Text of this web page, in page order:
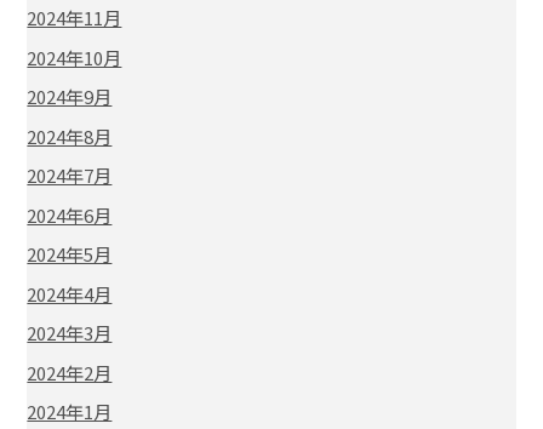
2024年11月
2024年10月
2024年9月
2024年8月
2024年7月
2024年6月
2024年5月
2024年4月
2024年3月
2024年2月
2024年1月